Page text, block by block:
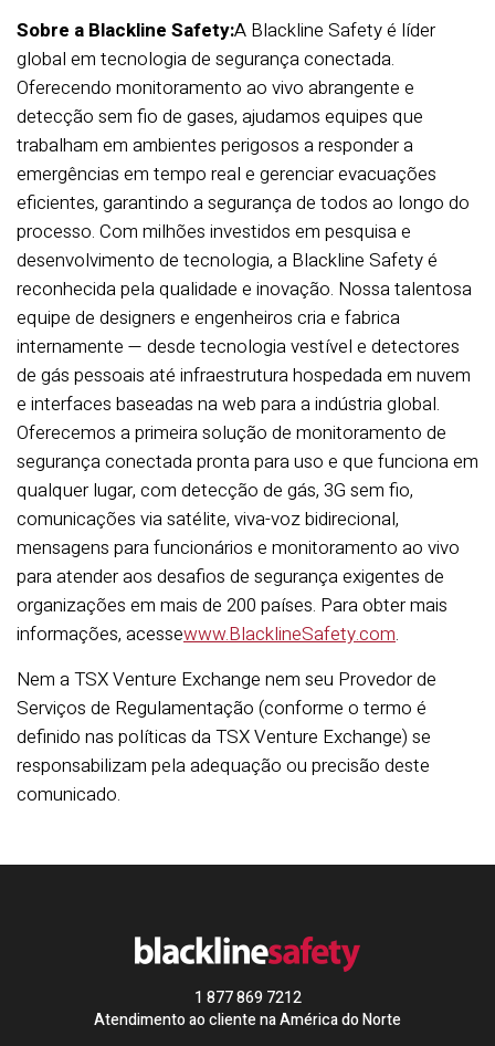
Sobre a Blackline Safety:A Blackline Safety é líder
global em tecnologia de segurança conectada.
Oferecendo monitoramento ao vivo abrangente e
detecção sem fio de gases, ajudamos equipes que
trabalham em ambientes perigosos a responder a
emergências em tempo real e gerenciar evacuações
eficientes, garantindo a segurança de todos ao longo do
processo. Com milhões investidos em pesquisa e
desenvolvimento de tecnologia, a Blackline Safety é
reconhecida pela qualidade e inovação. Nossa talentosa
equipe de designers e engenheiros cria e fabrica
internamente — desde tecnologia vestível e detectores
de gás pessoais até infraestrutura hospedada em nuvem
e interfaces baseadas na web para a indústria global.
Oferecemos a primeira solução de monitoramento de
segurança conectada pronta para uso e que funciona em
qualquer lugar, com detecção de gás, 3G sem fio,
comunicações via satélite, viva-voz bidirecional,
mensagens para funcionários e monitoramento ao vivo
para atender aos desafios de segurança exigentes de
organizações em mais de 200 países. Para obter mais
informações, acessewww.BlacklineSafety.com.
Nem a TSX Venture Exchange nem seu Provedor de
Serviços de Regulamentação (conforme o termo é
definido nas políticas da TSX Venture Exchange) se
responsabilizam pela adequação ou precisão deste
comunicado.
1 877 869 7212
Atendimento ao cliente na América do Norte